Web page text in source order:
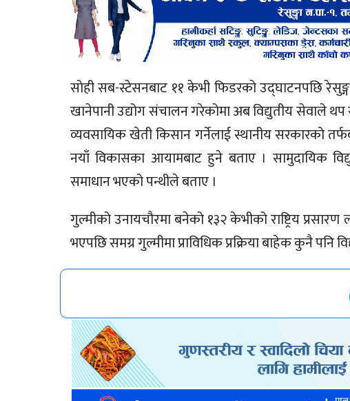
साेही सब-स्टेसनबाट ११ केभी फिडरकाे उद्घाटनपछि
खानेपानी उद्योग संचालन गरेकोमा अब विद्युतीय सेवाले
व्यवसायिक खेती किसान गर्नेलाई स्थानीय सरकारको
नयाँ विकासका आयामबाट हुने बताए । सामुदायिक
समाधान भएको पन्थीले बताए ।
गुल्मीको उनायचाैरमा बनेको १३२ केभीको राष्ट्रिय
भएपछि समग्र गुल्मीमा प्राविधिक प्रक्रिया बाहेक कुनै पनि